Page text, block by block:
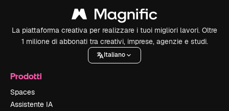
La piattaforma creativa per realizzare i tuoi migliori lavori. Oltre
1 milione di abbonati tra creativi, imprese, agenzie e studi.
Italiano
Prodotti
Spaces
Assistente IA